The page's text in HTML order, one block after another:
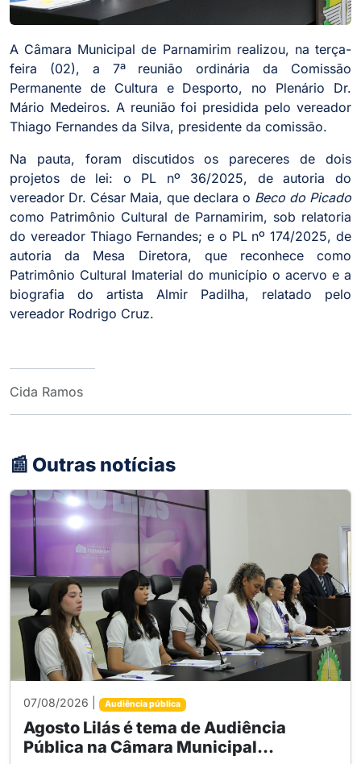
A Câmara Municipal de Parnamirim realizou, na terça-
feira (02), a 7ª reunião ordinária da Comissão
Permanente de Cultura e Desporto, no Plenário Dr.
Mário Medeiros. A reunião foi presidida pelo vereador
Thiago Fernandes da Silva, presidente da comissão.
Na pauta, foram discutidos os pareceres de dois
projetos de lei: o PL nº 36/2025, de autoria do
vereador Dr. César Maia, que declara o Beco do Picado
como Patrimônio Cultural de Parnamirim, sob relatoria
do vereador Thiago Fernandes; e o PL nº 174/2025, de
autoria da Mesa Diretora, que reconhece como
Patrimônio Cultural Imaterial do município o acervo e a
biografia do artista Almir Padilha, relatado pelo
vereador Rodrigo Cruz.
Cida Ramos
📰 Outras notícias
07/08/2026 | Audiência pública
Agosto Lilás é tema de Audiência
Pública na Câmara Municipal...